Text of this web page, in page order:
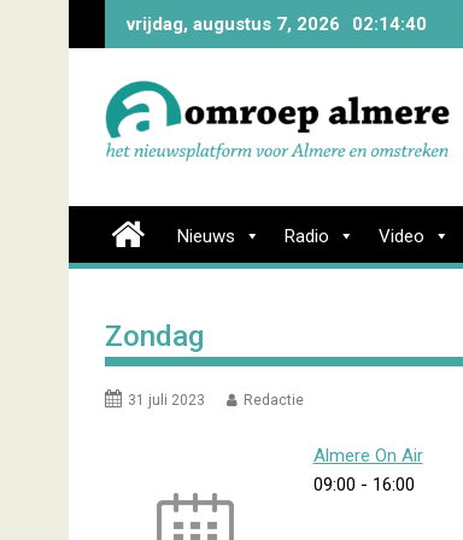
vrijdag, augustus 7, 2026 02:14:41
Nieuws Radio Video
Zondag
31 juli 2023 Redactie
Almere On Air
09:00 - 16:00